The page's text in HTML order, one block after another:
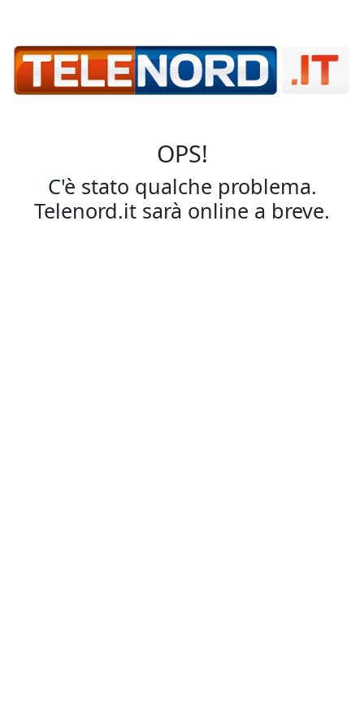
OPS!
C'è stato qualche problema.
Telenord.it sarà online a breve.